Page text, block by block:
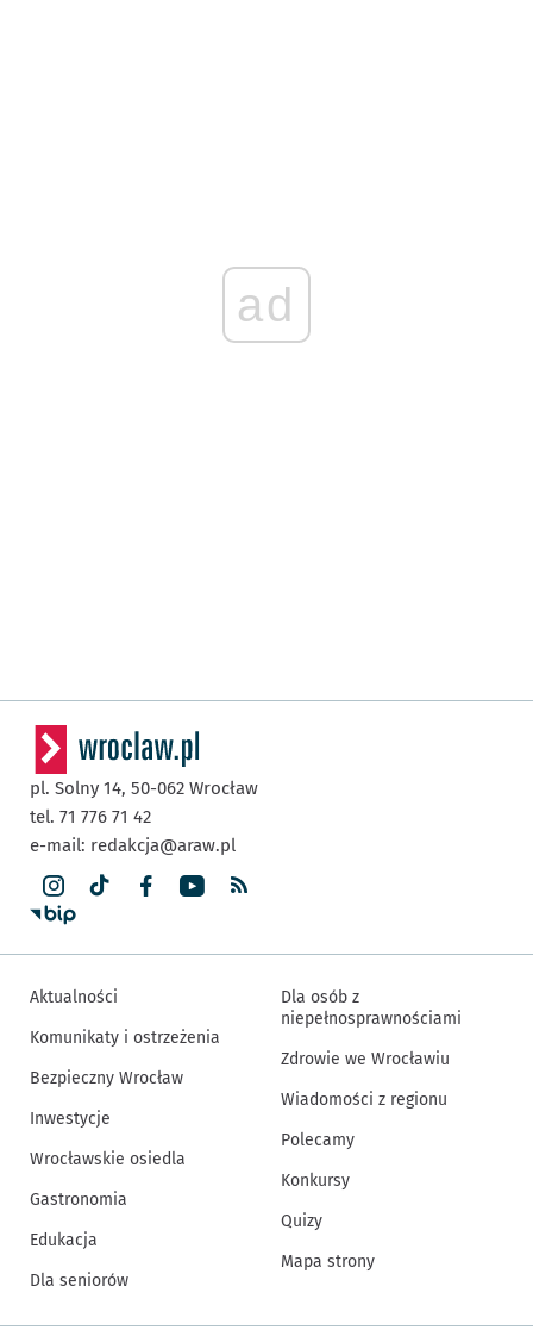
ad
pl. Solny 14, 50-062 Wrocław
tel. 71 776 71 42
e-mail: redakcja@araw.pl
Aktualności
Komunikaty i ostrzeżenia
Bezpieczny Wrocław
Inwestycje
Wrocławskie osiedla
Gastronomia
Edukacja
Dla seniorów
Dla osób z
niepełnosprawnościami
Zdrowie we Wrocławiu
Wiadomości z regionu
Polecamy
Konkursy
Quizy
Mapa strony